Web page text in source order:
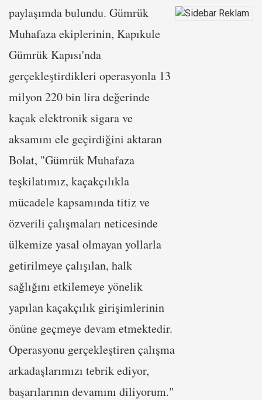
paylaşımda bulundu. Gümrük
Muhafaza ekiplerinin, Kapıkule
Gümrük Kapısı'nda
gerçekleştirdikleri operasyonla 13
milyon 220 bin lira değerinde
kaçak elektronik sigara ve
aksamını ele geçirdiğini aktaran
Bolat, "Gümrük Muhafaza
teşkilatımız, kaçakçılıkla
mücadele kapsamında titiz ve
özverili çalışmaları neticesinde
ülkemize yasal olmayan yollarla
getirilmeye çalışılan, halk
sağlığını etkilemeye yönelik
yapılan kaçakçılık girişimlerinin
önüne geçmeye devam etmektedir.
Operasyonu gerçekleştiren çalışma
arkadaşlarımızı tebrik ediyor,
başarılarının devamını diliyorum."